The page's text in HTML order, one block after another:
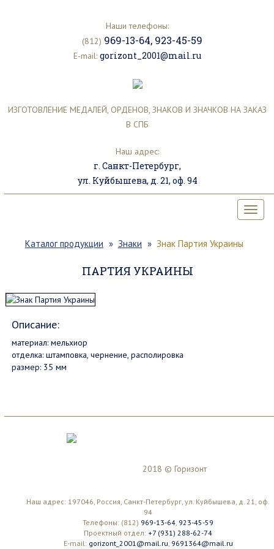
Наши телефоны:
(812) 969-13-64, 923-45-59
E-mail: gorizont_2001@mail.ru
ИЗГОТОВЛЕНИЕ МЕДАЛЕЙ, ОРДЕНОВ, ЗНАКОВ И ЗНАЧКОВ НА ЗАКАЗ
В СПБ
Наш адрес:
г. Санкт-Петербург,
ул. Куйбышева, д. 21, оф. 94
Каталог продукции Знаки Знак Партия Украины
ПАРТИЯ УКРАИНЫ
Описание:
материал: мельхиор
отделка: штамповка, чернение, располировка
размер: 35 мм
2018 © Горизонт
Наш адрес: 197046, Россия, Санкт-Петербург, ул. Куйбышева, д. 21, оф.
94
Телефоны: (812) 969-13-64 923-45-59
Проектный отдел: +7 (931) 288-62-74
E-mail: gorizont_2001@mail.ru 9691364@mail.ru